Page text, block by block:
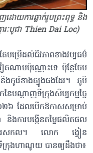
យការឆ្លាក់រូបព្រះពុទ្ធ និង
ារៈបូជា Thien Dai Loc)
ដល់ជីវភាពខាងវប្បធម៌
ណាមប៉ុណ្ណោះទេ ប៉ុន្តែថែម
កូរ៉េខាងត្បូងផងដែរ។ ភូមិ
ណ្តាញទីក្រុងសិប្បកម្មច្នៃ
៦ ដែលបើកឱកាសសម្រាប់
ងការបង្កើនតម្លៃផលិតផល
ផ្សារសកល។ លោក ង្វៀន
ក្រុងហាណូយ បានឲ្យដឹងថា៖